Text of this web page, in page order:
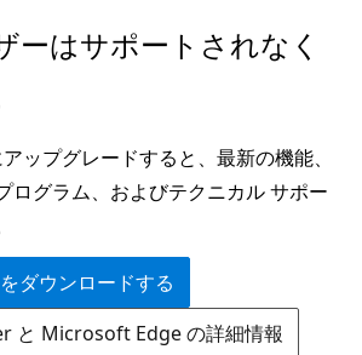
ーはサポートされなく
ップグレードすると、最新の機能、
ログラム、およびテクニカル サポー
ダウンロードする
と Microsoft Edge の詳細情報